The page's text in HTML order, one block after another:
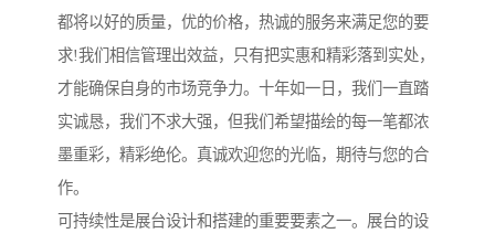
都将以好的质量，优的价格，热诚的服务来满足您的要
求!我们相信管理出效益，只有把实惠和精彩落到实处，
才能确保自身的市场竞争力。十年如一日，我们一直踏
实诚恳，我们不求大强，但我们希望描绘的每一笔都浓
墨重彩，精彩绝伦。真诚欢迎您的光临，期待与您的合
作。
可持续性是展台设计和搭建的重要要素之一。展台的设